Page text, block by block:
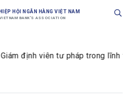
HIỆP HỘI NGÂN HÀNG VIỆT NAM
BANK'S ASSOCIATION
định viên tư pháp trong lĩnh